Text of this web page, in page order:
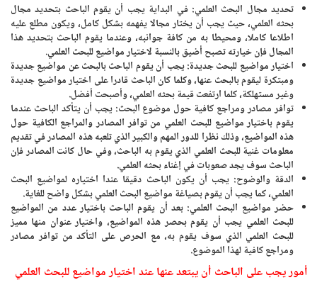
تحديد مجال البحث العلمي: في البداية يجب أن يقوم الباحث بتحديد مجال
بحثه العلمي، حيث يجب أن يختار مجالا يفهمه بشكل كامل، ويكون مطلع عليه
اطلاعا كاملا، ومحيطا به من كافة جوانبه، وعندما يقوم الباحث بتحديد هذا
المجال فإن خيارته تصبح أضيق بالنسبة لاختيار مواضيع للبحث العلمي.
اختيار مواضيع للبحث جديدة: يجب أن يقوم الباحث بالبحث عن مواضيع جديدة
ومبتكرة ليقوم بالبحث عنها، وكلما كان الباحث قادرا على اختيار مواضيع جديدة
وغير مستهلكة، كلما ارتفعت قيمة بحثه العلمي، وأصبحت أفضل.
توافر مصادر ومراجع كافية حول موضوع البحث: يجب أن يتأكد الباحث عندما
يقوم باختيار مواضيع للبحث العلمي من توافر المصادر والمراجع الكافية حول
هذه المواضيع، وذلك نظرا للدور المهم والكبير الذي تلعبه هذه المصادر في تقديم
معلومات غنية للبحث العلمي الذي يقوم به الباحث، وفي حال كانت المصادر فإن
الباحث سوف يجد صعوبات في إغناء بحثه العلمي.
الدقة والوضوح: يجب أن يكون الباحث دقيقا عندا اختياره لمواضيع البحث
العلمي، كما يجب أن يقوم بصياغة مواضيع البحث العلمي بشكل واضح للغاية.
حضر مواضيع البحث العلمي: بعد أن يقوم الباحث باختيار عدد من المواضيع
للبحث العلمي يجب أن يقوم بحصر هذه المواضيع، واختيار عنوان منها مميز
للبحث العلمي الذي سوف يقوم به، مع الحرص على التأكد من توافر مصادر
ومراجع كافية لهذا الموضوع.
أمور يجب على الباحث أن يبتعد عنها عند اختيار مواضيع للبحث العلمي